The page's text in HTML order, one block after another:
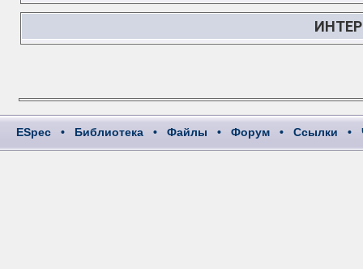
ESpec • Библиотека • Файлы • Форум • Ссылки •